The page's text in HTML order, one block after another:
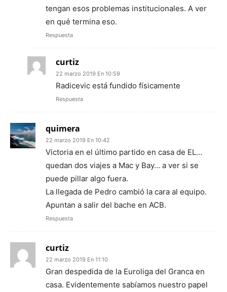
tengan esos problemas institucionales. A ver
en qué termina eso.
Respuesta
curtiz
22 marzo 2019 En 10:59
Radicevic está fundido físicamente
Respuesta
quimera
22 marzo 2019 En 10:42
Victoria en el último partido en casa de EL…
quedan dos viajes a Mac y Bay… a ver si se
puede pillar algo fuera.
La llegada de Pedro cambió la cara al equipo.
Apuntan a salir del bache en ACB.
Respuesta
curtiz
22 marzo 2019 En 11:10
Gran despedida de la Euroliga del Granca en
casa. Evidentemente sabíamos nuestro papel